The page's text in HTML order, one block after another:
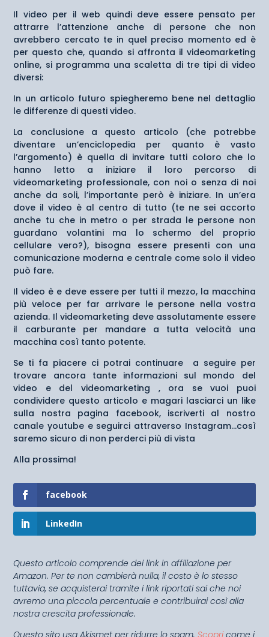
Il video per il web quindi deve essere pensato per
attrarre l’attenzione anche di persone che non
avrebbero cercato te in quel preciso momento ed è
per questo che, quando si affronta il videomarketing
online, si programma una scaletta di tre tipi di video
diversi:
In un articolo futuro spiegheremo bene nel dettaglio
le differenze di questi video.
La conclusione a questo articolo (che potrebbe
diventare un’enciclopedia per quanto è vasto
l’argomento) è quella di invitare tutti coloro che lo
hanno letto a iniziare il loro percorso di
videomarketing professionale, con noi o senza di noi
anche da soli, l’importante però è iniziare. In un’era
dove il video è al centro di tutto (te ne sei accorto
anche tu che in metro o per strada le persone non
guardano volantini ma lo schermo del proprio
cellulare vero?), bisogna essere presenti con una
comunicazione moderna e centrale come solo il video
può fare.
Il video è e deve essere per tutti il mezzo, la macchina
più veloce per far arrivare le persone nella vostra
azienda. Il videomarketing deve assolutamente essere
il carburante per mandare a tutta velocità una
macchina così tanto potente.
Se ti fa piacere ci potrai continuare a seguire per
trovare ancora tante informazioni sul mondo del
video e del videomarketing , ora se vuoi puoi
condividere questo articolo e magari lasciarci un like
sulla nostra pagina facebook, iscriverti al nostro
canale youtube e seguirci attraverso Instagram…così
saremo sicuro di non perderci più di vista
Alla prossima!
facebook
LinkedIn
Questo articolo comprende dei link in affiliazione per
Amazon. Per te non cambierà nulla, il costo è lo stesso
tuttavia, se acquisterai tramite i link riportati sai che noi
avremo una piccola percentuale e contribuirai così alla
nostra crescita professionale.